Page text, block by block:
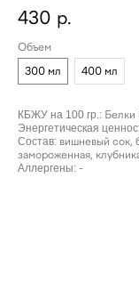
430 р.
Объем
300 мл
400 мл
КБЖУ на 100 гр.: Белки
Энергетическая
Состав: вишневый сок,
замороженная,
Аллергены: -